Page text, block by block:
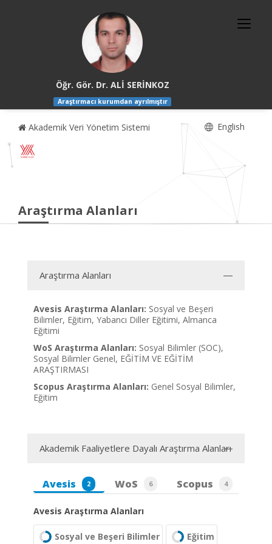
Öğr. Gör. Dr. ALİ SERİNKOZ
Araştırmacı kurumdan ayrılmıştır
Akademik Veri Yönetim Sistemi English
Araştırma Alanları
Araştırma Alanları
Avesis Araştırma Alanları: Sosyal ve Beşeri
Bilimler, Eğitim, Yabancı Diller Eğitimi, Almanca
Eğitimi
WoS Araştırma Alanları: Sosyal Bilimler (SOC),
Sosyal Bilimler Genel, EĞİTİM VE EĞİTİM
ARAŞTIRMASI
Scopus Araştırma Alanları: Genel Sosyal Bilimler,
Eğitim
Akademik Faaliyetlere Dayalı Araştırma Alanları
Avesis 2 WoS 6 Scopus 4
Avesis Araştırma Alanları
Sosyal ve Beşeri Bilimler Eğitim